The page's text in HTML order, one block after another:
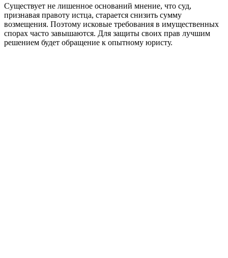
Существует не лишенное оснований мнение, что суд,
признавая правоту истца, старается снизить сумму
возмещения. Поэтому исковые требования в имущественных
спорах часто завышаются. Для защиты своих прав лучшим
решением будет обращение к опытному юристу.